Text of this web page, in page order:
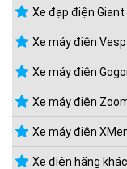
Xe đạp điện Giant
Xe máy điện
Xe máy điện
Xe máy điện
Xe máy điện
Xe điện hãng khác